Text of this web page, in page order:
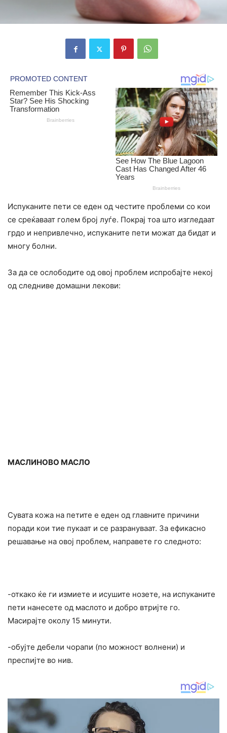
Испуканите пети се еден од честите проблеми со кои
се среќаваат голем број луѓе. Покрај тоа што изгледаат
грдо и непривлечно, испуканите пети можат да бидат и
многу болни.
За да се ослободите од овој проблем испробајте некој
од следниве домашни лекови:
МАСЛИНОВО МАСЛО
Сувата кожа на петите е еден од главните причини
поради кои тие пукаат и се разрануваат. За ефикасно
решавање на овој проблем, направете го следното:
-откако ќе ги измиете и исушите нозете, на испуканите
пети нанесете од маслото и добро втријте го.
Масирајте околу 15 минути.
-обујте дебели чорапи (по можност волнени) и
преспијте во нив.